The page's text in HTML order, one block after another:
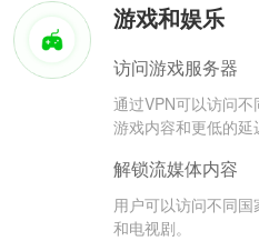
游戏和娱乐
访问游戏服务器
通过VPN可以访问
游戏内容和更低的延
解锁流媒体内容
用户可以访问不同
和电视剧。